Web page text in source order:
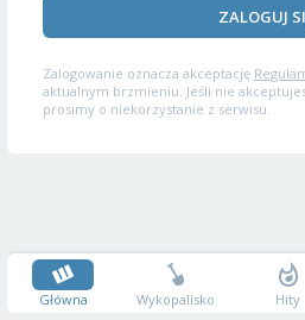
ZALOGUJ
Zalogowanie oznacza akceptację
aktualnym brzmieniu. Jeśli nie
prosimy o niekorzystanie z serwisu.
Główna Wykopalisko Hity